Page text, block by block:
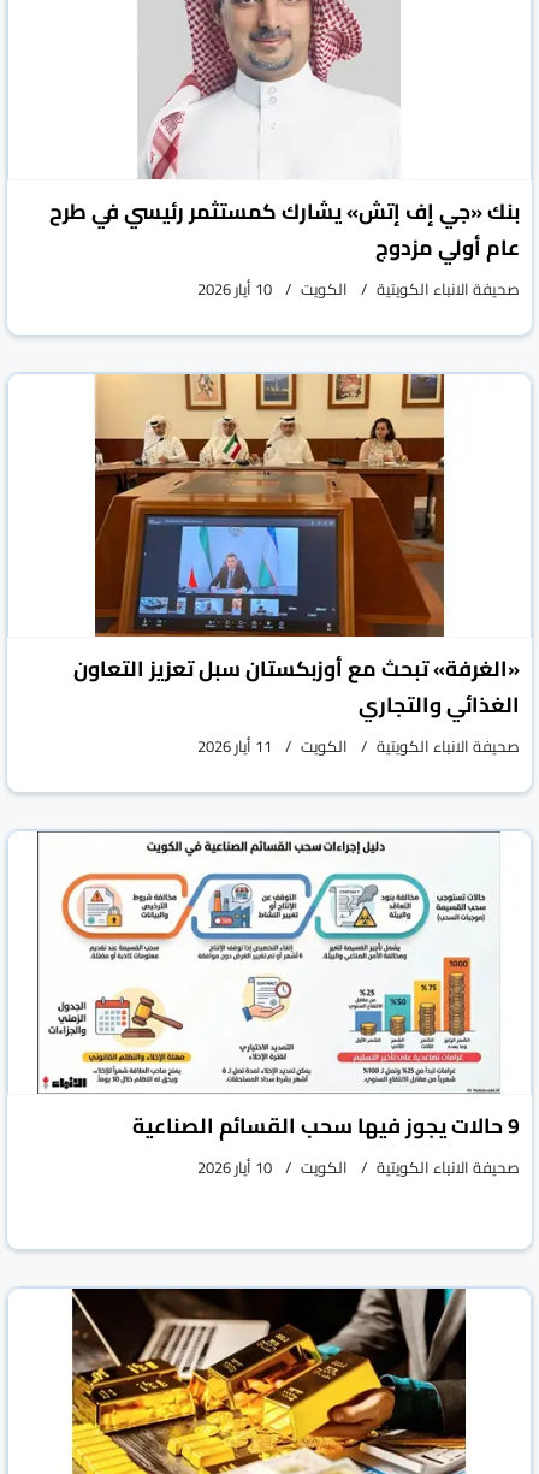
بنك «جي إف إتش» يشارك كمستثمر رئيسي في طرح
عام أولي مزدوج
صحيفة الانباء الكويتية الكويت 10 أيار 2026
«الغرفة» تبحث مع أوزبكستان سبل تعزيز التعاون
الغذائي والتجاري
صحيفة الانباء الكويتية الكويت 11 أيار 2026
9 حالات يجوز فيها سحب القسائم الصناعية
صحيفة الانباء الكويتية الكويت 10 أيار 2026